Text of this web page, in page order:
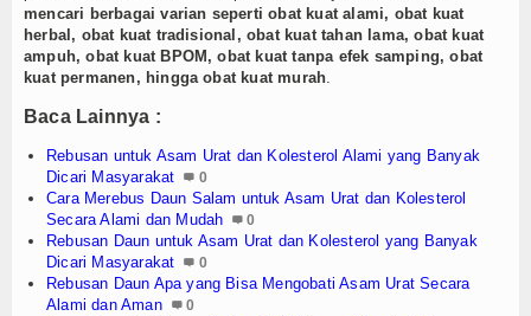
mencari berbagai varian seperti obat kuat alami, obat kuat
herbal, obat kuat tradisional, obat kuat tahan lama, obat kuat
ampuh, obat kuat BPOM, obat kuat tanpa efek samping, obat
kuat permanen, hingga obat kuat murah.
Baca Lainnya :
Rebusan untuk Asam Urat dan Kolesterol Alami yang Banyak
Dicari Masyarakat
0
Cara Merebus Daun Salam untuk Asam Urat dan Kolesterol
Secara Alami dan Mudah
0
Rebusan Daun untuk Asam Urat dan Kolesterol yang Banyak
Dicari Masyarakat
0
Rebusan Daun Apa yang Bisa Mengobati Asam Urat Secara
Alami dan Aman
0